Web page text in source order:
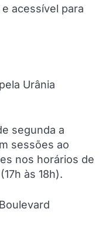
acessível para
Urânia
segunda a
sessões ao
nos horários de
às 18h).